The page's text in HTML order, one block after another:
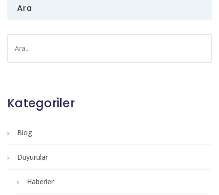
Ara
Kategoriler
Blog
Duyurular
Haberler